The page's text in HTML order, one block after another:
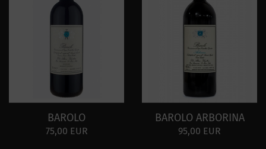
BAROLO
75,00 EUR
BAROLO ARBORINA
95,00 EUR